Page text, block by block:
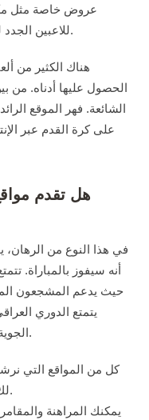
عروض خاصة مثل
للاعبين الجدد للانضمام إلى موقع كرة القدم للمنافسة.
هناك الكثير من
الحصول عليها أدناه. من
على كرة القدم عبر
هل تقدم
في هذا النوع من الرهان،
أنه سيفوز بالمباراة.
حيث يدعم المشجعون
يتمتع الدوري
الجوية، بشعبية كبيرة بين المقامرين المحليين.
كل من المواقع التي
لك. يعتمد ذلك على احتياجاتك الخاصة.
يمكنك المراهنة